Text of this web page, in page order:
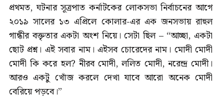
প্রথমত, ঘটনার সূত্রপাত কর্নাটকের লোকসভা নির্বাচনের আগে
২০১৯ সালের ১৩ এপ্রিলে কোলার-এর এক জনসভায় রাহুল
গান্ধীর বক্তৃতার একটা অংশ নিয়ে। সেটা ছিল – “আচ্ছা, একটা
ছোট প্রশ্ন। এই সবার নাম। এইসব চোরেদের নাম। মোদী মোদী
মোদী কি করে হল? নীরব মোদী, ললিত মোদী, নরেন্দ্র মোদী।
আরও একটু খোঁজ করলে দেখা যাবে আরো অনেক মোদী
বেরিয়ে পড়বে।”